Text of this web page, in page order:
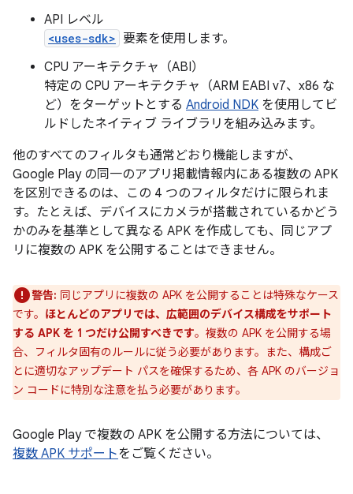
API レベル
<uses-sdk> 要素を使用します。
CPU アーキテクチャ（ABI）
特定の CPU アーキテクチャ（ARM EABI v7、x86 な
ど）をターゲットとする Android NDK を使用してビ
ルドしたネイティブ ライブラリを組み込みます。
他のすべてのフィルタも通常どおり機能しますが、
Google Play の同一のアプリ掲載情報内にある複数の APK
を区別できるのは、この 4 つのフィルタだけに限られま
す。たとえば、デバイスにカメラが搭載されているかどう
かのみを基準として異なる APK を作成しても、同じアプ
リに複数の APK を公開することはできません。
警告: 同じアプリに複数の APK を公開することは特殊なケース
です。 ほとんどのアプリでは、広範囲のデバイス構成をサポート
する APK を 1 つだけ公開すべきです。複数の APK を公開する場
合、フィルタ固有のルールに従う必要があります。また、構成ご
とに適切なアップデート パスを確保するため、各 APK のバージョ
ン コードに特別な注意を払う必要があります。
Google Play で複数の APK を公開する方法については、
複数 APK サポートをご覧ください。